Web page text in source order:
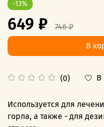
(0) В
-13%
649 ₽
746 ₽
В
Используется для
горла, а также - для